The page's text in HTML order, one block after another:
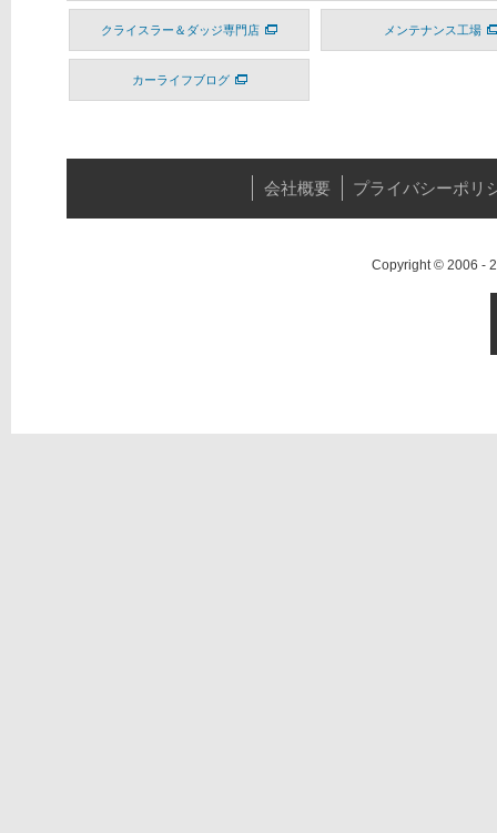
クライスラー＆ダッジ専門店 メンテナンス工場
カーライフブログ
会社概要 プライバシーポリ
Copyright © 2006 -